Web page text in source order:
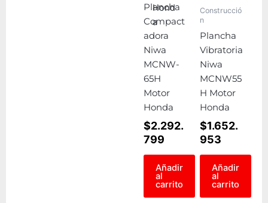
Plancha
Compact
adora
Niwa
MCNW-
65H
Motor
Honda
$2.292.
799
Añadir
al
carrito
Construcció
n
Plancha
Vibratoria
Niwa
MCNW55
H Motor
Honda
$1.652.
953
Añadir
al
carrito